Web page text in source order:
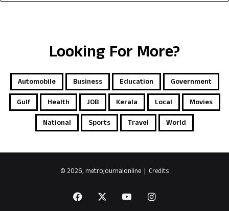
Looking For More?
Automobile Business Education
Government
Gulf
Health JOB Kerala Local
Movies
National
Sports Travel World
© 2026, metrojournalonline | Credits
Facebook YouTubeInstagram